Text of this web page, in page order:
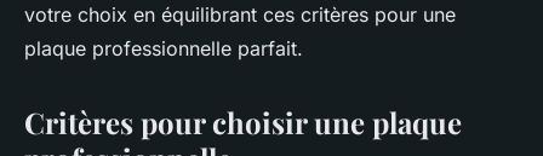
votre choix en équilibrant ces critères pour une
plaque professionnelle parfait.
Critères pour choisir une plaque